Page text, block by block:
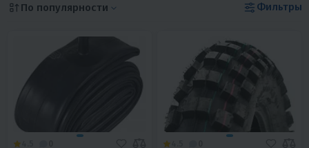
По популярности Фильтры